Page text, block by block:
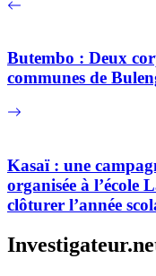
Butembo : Deux
communes de
Kasaï : une
organisée à l’école
clôturer l’année